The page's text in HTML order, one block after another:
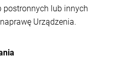
postronnych lub innych
Urządzenia.